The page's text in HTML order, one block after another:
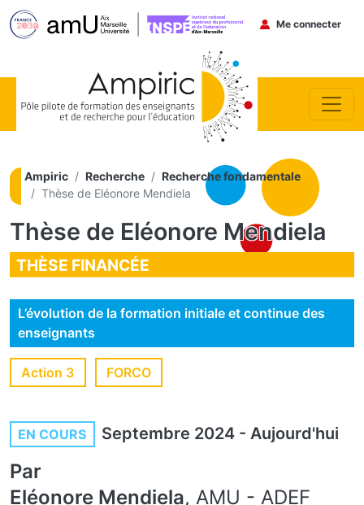
Menu du
Me connecter
Ampiric Recherche
Recherche fondamentale
Thèse de Eléonore Mendiela
Thèse de Eléonore Mendiela
THÈSE FINANCÉE
L’évolution de la formation initiale et continue des
enseignants
Action 3 FORCO
EN COURS Septembre 2024- Aujourd'hui
Par
Eléonore Mendiela, AMU - ADEF